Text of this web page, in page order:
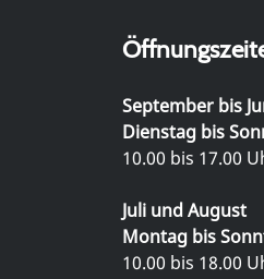
September bis
Dienstag bis
10.00 bis 17.00
Juli und August
Montag bis
10.00 bis 18.00